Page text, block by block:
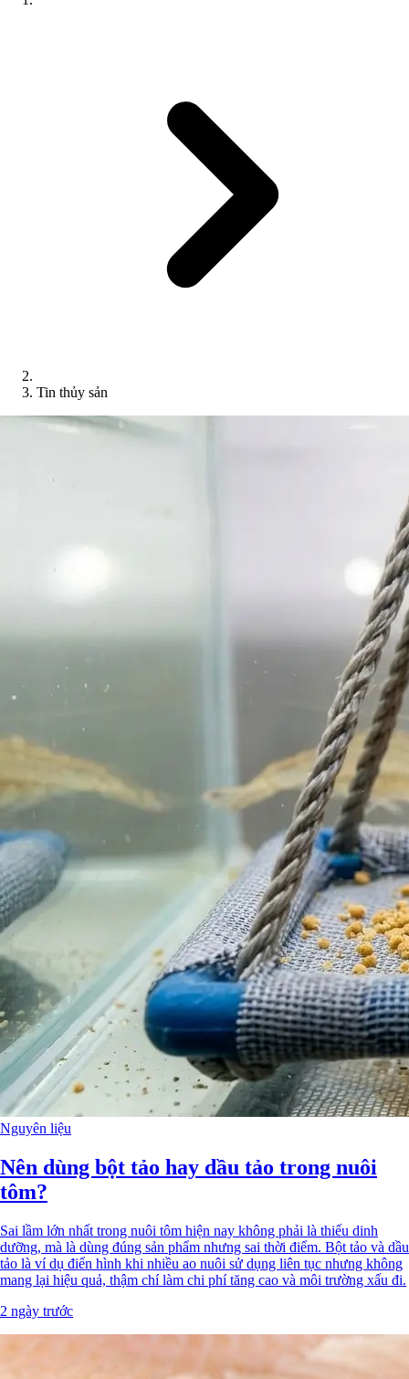
Tin thủy sản
Nguyên liệu
Nên dùng bột tảo hay dầu tảo trong nuôi
tôm?
Sai lầm lớn nhất trong nuôi tôm hiện nay không phải là thiếu dinh
dưỡng, mà là dùng đúng sản phẩm nhưng sai thời điểm. Bột tảo và dầu
tảo là ví dụ điển hình khi nhiều ao nuôi sử dụng liên tục nhưng không
mang lại hiệu quả, thậm chí làm chi phí tăng cao và môi trường xấu đi.
2 ngày trước